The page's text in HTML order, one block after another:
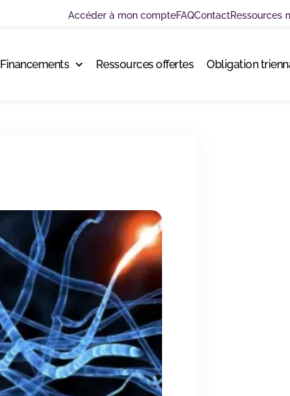
Accéder à mon compteFAQContactRessources
Financements Ressources offertes Obligation